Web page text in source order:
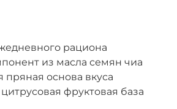
рациона
из масла семян чиа
основа вкуса
фруктовая база